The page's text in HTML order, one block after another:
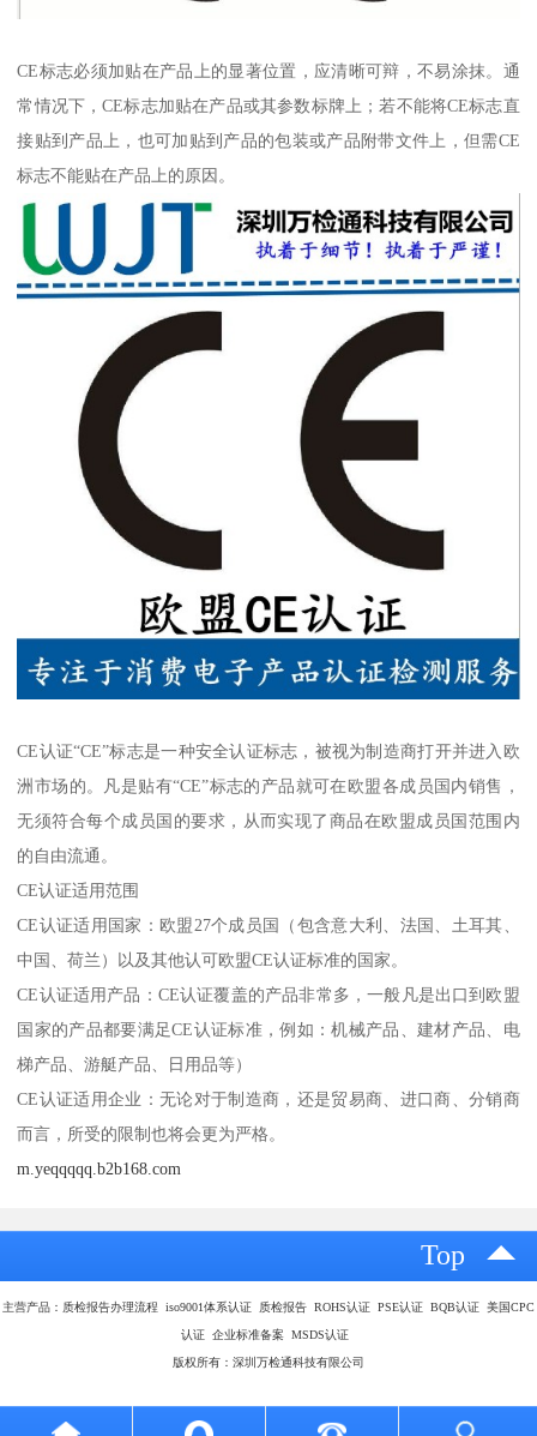
CE标志必须加贴在产品上的显著位置，应清晰可辩，不易涂抹。通
常情况下，CE标志加贴在产品或其参数标牌上；若不能将CE标志直
接贴到产品上，也可加贴到产品的包装或产品附带文件上，但需CE
标志不能贴在产品上的原因。
CE认证“CE”标志是一种安全认证标志，被视为制造商打开并进入欧
洲市场的。凡是贴有“CE”标志的产品就可在欧盟各成员国内销售，
无须符合每个成员国的要求，从而实现了商品在欧盟成员国范围内
的自由流通。
CE认证适用范围
CE认证适用国家：欧盟27个成员国（包含意大利、法国、土耳其、
中国、荷兰）以及其他认可欧盟CE认证标准的国家。
CE认证适用产品：CE认证覆盖的产品非常多，一般凡是出口到欧盟
国家的产品都要满足CE认证标准，例如：机械产品、建材产品、电
梯产品、游艇产品、日用品等）
CE认证适用企业：无论对于制造商，还是贸易商、进口商、分销商
而言，所受的限制也将会更为严格。
m.yeqqqqq.b2b168.com
Top
主营产品：质检报告办理流程 iso9001体系认证 质检报告 ROHS认证 PSE认证 BQB认证 美国CPC
认证 企业标准备案 MSDS认证
版权所有：深圳万检通科技有限公司